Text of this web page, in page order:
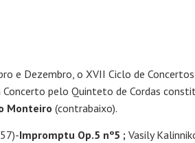
e Dezembro, o XVII Ciclo de Concertos
Concerto pelo Quinteto de Cordas
Monteiro (contrabaixo).
Impromptu Op.5 nº5 ; Vasily